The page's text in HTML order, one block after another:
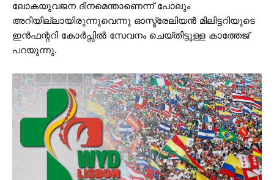
ലോകയുവജന ദിനമെന്താണെന്ന് പോലും
അറിയില്ലായിരുന്നുവെന്നു ഓസ്ട്രേലിയന്‍ മിലിട്ടറിയുടെ
ഇന്‍ഫന്ററി കോര്‍പ്സില്‍ സേവനം ചെയ്തിട്ടുള്ള കാത്തേജ്
പറയുന്നു.